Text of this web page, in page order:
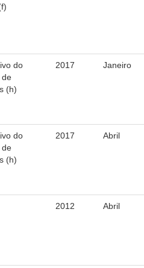
de Gestão de Pessoas
do
de
(h)
2017 Janeiro
do
de
(h)
2017 Abril
2012 Abril